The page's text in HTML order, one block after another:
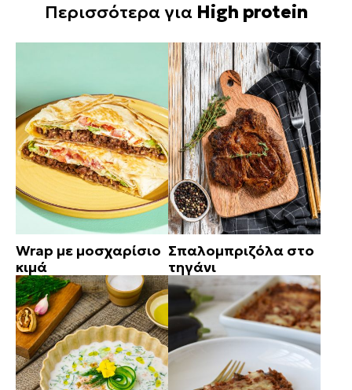
Περισσότερα για High protein
Wrap με μοσχαρίσιο
κιμά
Σπαλομπριζόλα στο
τηγάνι